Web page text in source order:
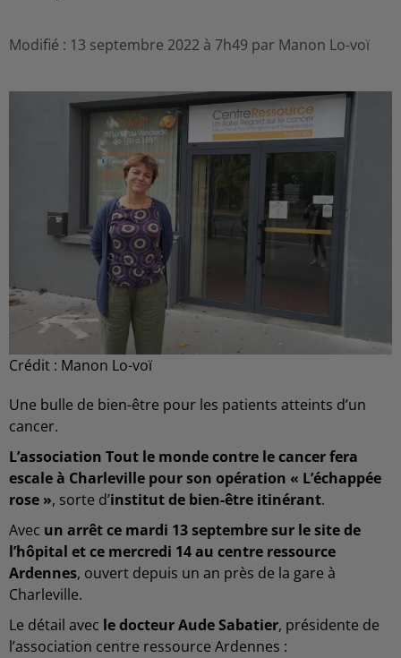
Modifié : 13 septembre 2022 à 7h49 par Manon Lo-voï
Crédit : Manon Lo-voï
Une bulle de bien-être pour les patients atteints d’un
cancer.
L’association Tout le monde contre le cancer fera
escale à Charleville pour son opération « L’échappée
rose », sorte d’institut de bien-être itinérant.
Avec un arrêt ce mardi 13 septembre sur le site de
l’hôpital et ce mercredi 14 au centre ressource
Ardennes, ouvert depuis un an près de la gare à
Charleville.
Le détail avec le docteur Aude Sabatier, présidente de
l’association centre ressource Ardennes :